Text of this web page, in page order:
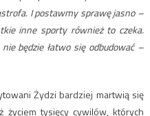
I postawmy sprawę jasno –
inne sporty również to czeka.
będzie łatwo się odbudować –
Żydzi bardziej martwią się
życiem tysięcy cywilów, których